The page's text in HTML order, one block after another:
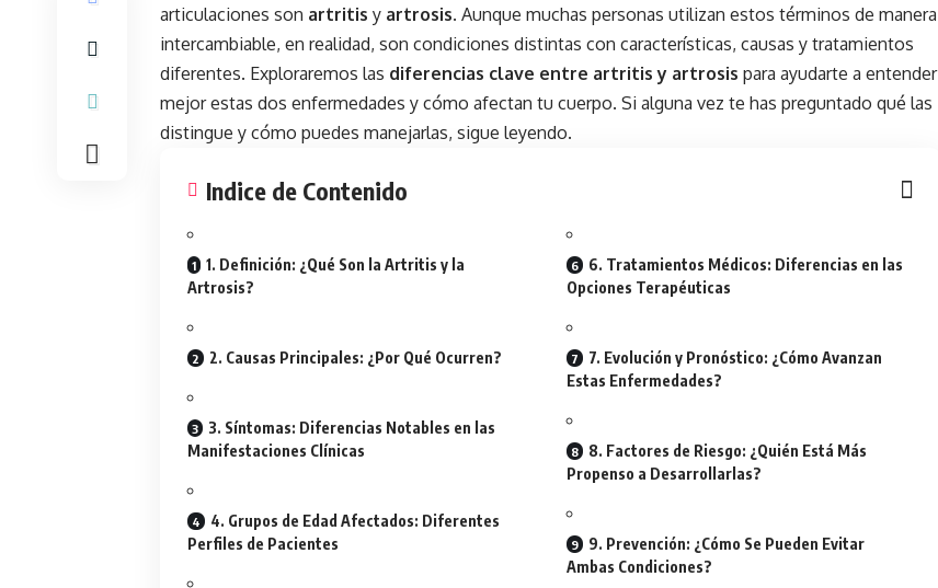
articulaciones son artritis y artrosis. Aunque muchas personas utilizan estos términos de manera
intercambiable, en realidad, son condiciones distintas con características, causas y tratamientos
diferentes. Exploraremos las diferencias clave entre artritis y artrosis para ayudarte a entender
mejor estas dos enfermedades y cómo afectan tu cuerpo. Si alguna vez te has preguntado qué las
distingue y cómo puedes manejarlas, sigue leyendo.
Indice de Contenido
1. Definición: ¿Qué Son la Artritis y la
Artrosis?
2. Causas Principales: ¿Por Qué Ocurren?
3. Síntomas: Diferencias Notables en las
Manifestaciones Clínicas
4. Grupos de Edad Afectados: Diferentes
Perfiles de Pacientes
6. Tratamientos Médicos: Diferencias en las
Opciones Terapéuticas
7. Evolución y Pronóstico: ¿Cómo Avanzan
Estas Enfermedades?
8. Factores de Riesgo: ¿Quién Está Más
Propenso a Desarrollarlas?
9. Prevención: ¿Cómo Se Pueden Evitar
Ambas Condiciones?